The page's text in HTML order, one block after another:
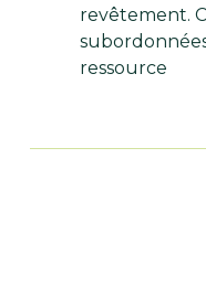
revêtement.
ressource